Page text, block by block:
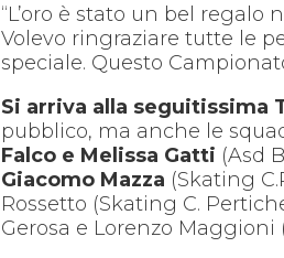
“L’oro è stato un bel
Volevo ringraziare tutte le
speciale. Questo
Si arriva alla seguitissima
pubblico, ma anche le
Falco e Melissa Gatti (Asd
Giacomo Mazza (Skating
Rossetto (Skating C.
Gerosa e Lorenzo Maggioni